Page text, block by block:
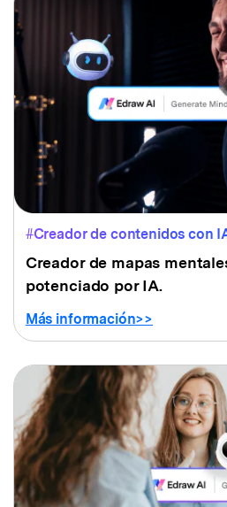
#Creador de contenidos con
Creador de mapas
potenciado por IA.
Más información>>